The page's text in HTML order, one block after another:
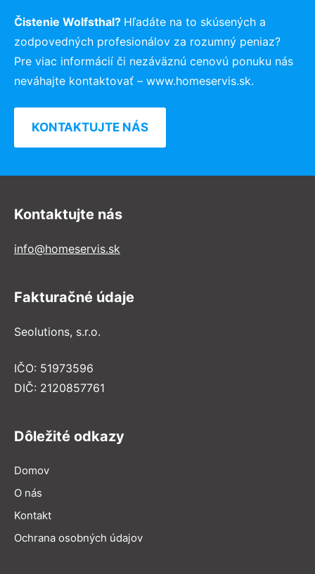
Čistenie Wolfsthal? Hľadáte na to skúsených a
zodpovedných profesionálov za rozumný peniaz?
Pre viac informácií či nezáväznú cenovú ponuku nás
neváhajte kontaktovať – www.homeservis.sk.
KONTAKTUJTE NÁS
Kontaktujte nás
info@homeservis.sk
Fakturačné údaje
Seolutions, s.r.o.
IČO: 51973596
DIČ: 2120857761
Dôležité odkazy
Domov
O nás
Kontakt
Ochrana osobných údajov